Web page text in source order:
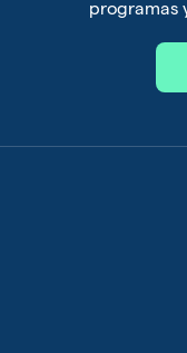
programas